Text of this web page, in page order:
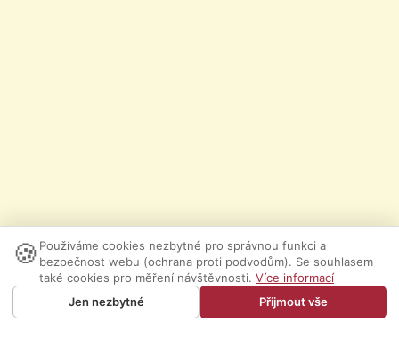
🍪 Používáme cookies nezbytné pro správnou funkci a
bezpečnost webu (ochrana proti podvodům). Se souhlasem
také cookies pro měření návštěvnosti. Více informací
Jen nezbytné
Přijmout vše